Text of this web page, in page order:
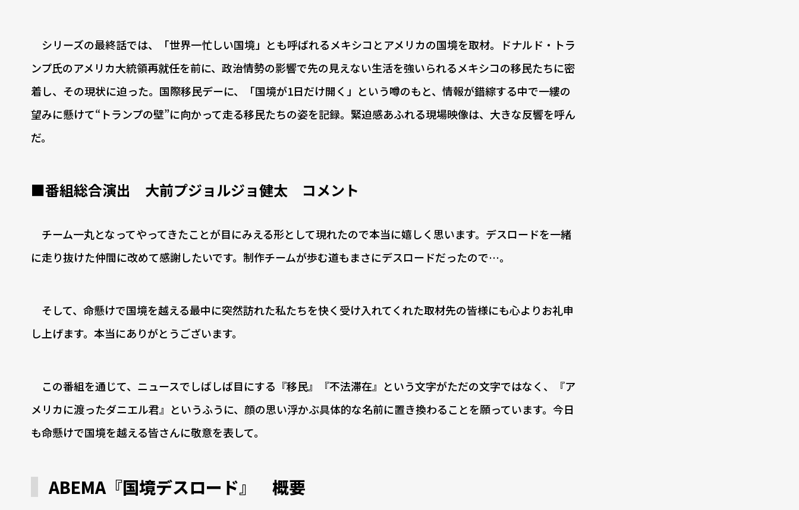
シリーズの最終話では、「世界一忙しい国境」とも呼ばれるメキシコとアメリカの国境を取材。ドナルド・トラ
ンプ氏のアメリカ大統領再就任を前に、政治情勢の影響で先の見えない生活を強いられるメキシコの移民たちに密
着し、その現状に迫った。国際移民デーに、「国境が1日だけ開く」という噂のもと、情報が錯綜する中で一縷の
望みに懸けて“トランプの壁”に向かって走る移民たちの姿を記録。緊迫感あふれる現場映像は、大きな反響を呼ん
だ。
■番組総合演出 大前プジョルジョ健太 コメント
チーム一丸となってやってきたことが目にみえる形として現れたので本当に嬉しく思います。デスロードを一緒
に走り抜けた仲間に改めて感謝したいです。制作チームが歩む道もまさにデスロードだったので…。
そして、命懸けで国境を越える最中に突然訪れた私たちを快く受け入れてくれた取材先の皆様にも心よりお礼申
し上げます。本当にありがとうございます。
この番組を通じて、ニュースでしばしば目にする『移民』『不法滞在』という文字がただの文字ではなく、『ア
メリカに渡ったダニエル君』というふうに、顔の思い浮かぶ具体的な名前に置き換わることを願っています。今日
も命懸けで国境を越える皆さんに敬意を表して。
ABEMA『国境デスロード』 概要